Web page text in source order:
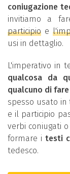
coniugazione
invitiamo a
participio e
usi in dettaglio.
L'imperativo in
qualcosa da
qualcuno di
spesso usato in
e il participio
verbi coniugati
formare itesti
tedesco.